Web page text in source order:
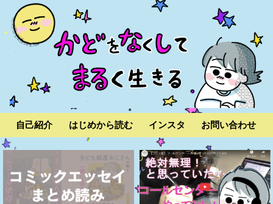
自己紹介 はじめから読む インスタ お問い合わせ